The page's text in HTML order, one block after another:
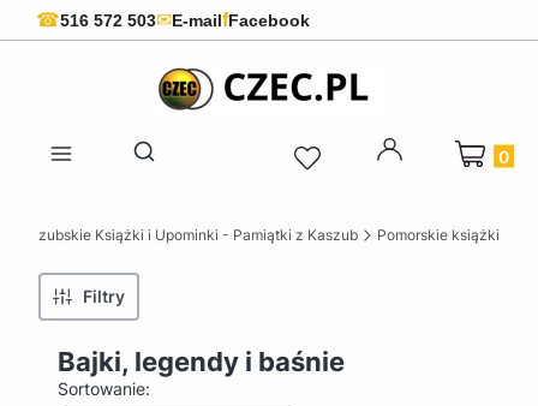
☎516 572 503✉E-mailfFacebook
Otwórz wyszukiwarkę
Produkty
Kaszubskie Książki i Upominki - Pamiątki z Kaszub Pomorskie książki
Filtry
Bajki, legendy i baśnie
Lista produktów
Sortowanie: